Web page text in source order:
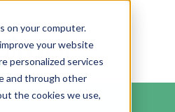
on your computer.
your website
personalized services
and through other
the cookies we use,